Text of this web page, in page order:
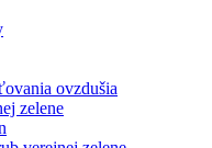
ovzdušia
zelene